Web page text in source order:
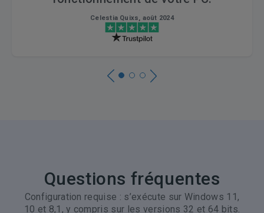
Celestia Quixs, août 2024
Questions fréquentes
Configuration requise : s’exécute sur Windows 11,
10 et 8,1, y compris sur les versions 32 et 64 bits.